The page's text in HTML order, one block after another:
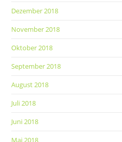
Dezember 2018
November 2018
Oktober 2018
September 2018
August 2018
Juli 2018
Juni 2018
Mai 2018